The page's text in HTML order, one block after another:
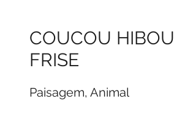
COUCOU HIBOU
FRISE
Paisagem, Animal